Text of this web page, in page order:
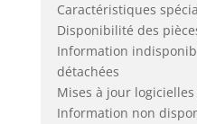
Caractéristiques
Disponibilité des
Information
détachées
Mises à jour logicielles
Information non